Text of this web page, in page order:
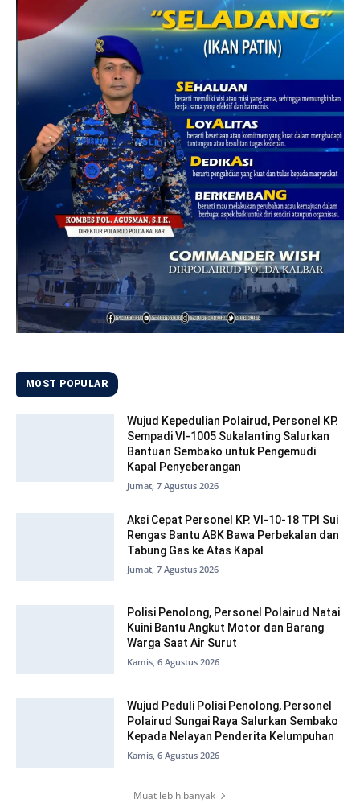
MOST POPULAR
Wujud Kepedulian Polairud, Personel KP.
Sempadi VI-1005 Sukalanting Salurkan
Bantuan Sembako untuk Pengemudi
Kapal Penyeberangan
Jumat, 7 Agustus 2026
Aksi Cepat Personel KP. VI-10-18 TPI Sui
Rengas Bantu ABK Bawa Perbekalan dan
Tabung Gas ke Atas Kapal
Jumat, 7 Agustus 2026
Polisi Penolong, Personel Polairud Natai
Kuini Bantu Angkut Motor dan Barang
Warga Saat Air Surut
Kamis, 6 Agustus 2026
Wujud Peduli Polisi Penolong, Personel
Polairud Sungai Raya Salurkan Sembako
Kepada Nelayan Penderita Kelumpuhan
Kamis, 6 Agustus 2026
Muat lebih banyak